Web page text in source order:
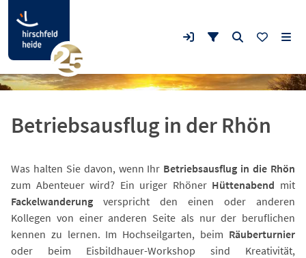
Betriebsausflug in der Rhön
Was halten Sie davon, wenn Ihr Betriebsausflug in die Rhön
zum Abenteuer wird? Ein uriger Rhöner Hüttenabend mit
Fackelwanderung verspricht den einen oder anderen
Kollegen von einer anderen Seite als nur der beruflichen
kennen zu lernen. Im Hochseilgarten, beim Räuberturnier
oder beim Eisbildhauer-Workshop sind Kreativität,